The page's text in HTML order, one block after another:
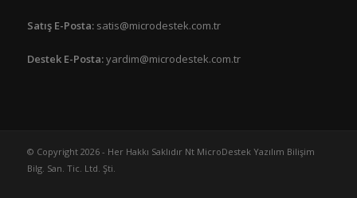
Satış E-Posta: satis@microdestek.com.tr
Destek E-Posta:yardim@microdestek.com.tr
© Copyright 2026 - Her Hakkı Saklıdır Nt MicroDestek Yazılım Bilişim
Bilg. San. Tic. Ltd. Şti.